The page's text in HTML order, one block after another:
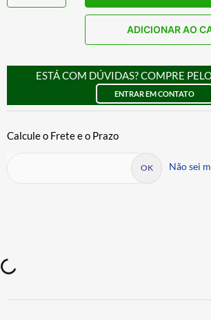
ADICIONAR AO
ESTÁ COM DÚVIDAS? COMPRE
ENTRAR EM CONTATO
Não sei